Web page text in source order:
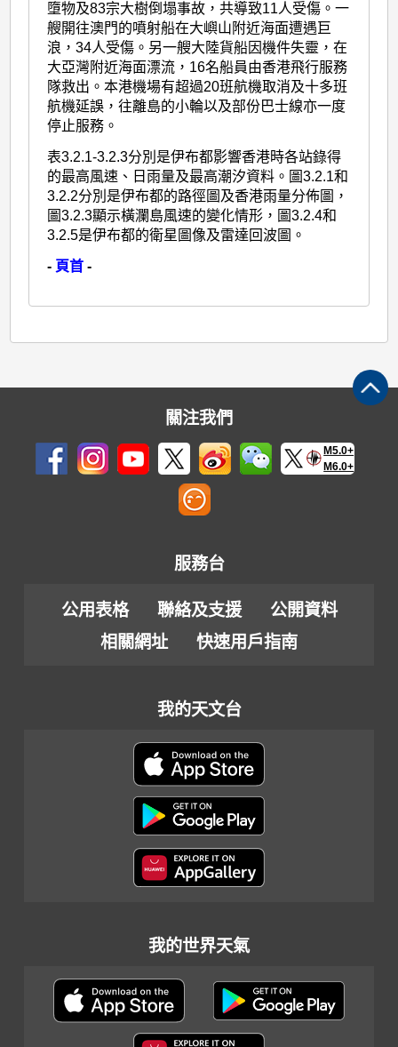
墮物及83宗大樹倒塌事故，共導致11人受傷。一
艘開往澳門的噴射船在大嶼山附近海面遭遇巨
浪，34人受傷。另一艘大陸貨船因機件失靈，在
大亞灣附近海面漂流，16名船員由香港飛行服務
隊救出。本港機場有超過20班航機取消及十多班
航機延誤，往離島的小輪以及部份巴士線亦一度
停止服務。
表3.2.1-3.2.3分別是伊布都影響香港時各站錄得
的最高風速、日雨量及最高潮汐資料。圖3.2.1和
3.2.2分別是伊布都的路徑圖及香港雨量分佈圖，
圖3.2.3顯示橫瀾島風速的變化情形，圖3.2.4和
3.2.5是伊布都的衛星圖像及雷達回波圖。
- 頁首 -
關注我們
M5.0+
M6.0+
服務台
公用表格 聯絡及支援
公開資料
相關網址
快速用戶指南
我的天文台
我的世界天氣